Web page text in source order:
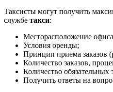
Таксисты могут получить
службе такси:
Месторасположение
Условия оренды;
Принцип приема заказов
Количество заказов,
Количество обязательных
Получить ответы на